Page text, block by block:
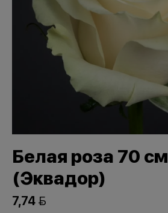
Белая роза 70 см
(Эквадор)
7,74 